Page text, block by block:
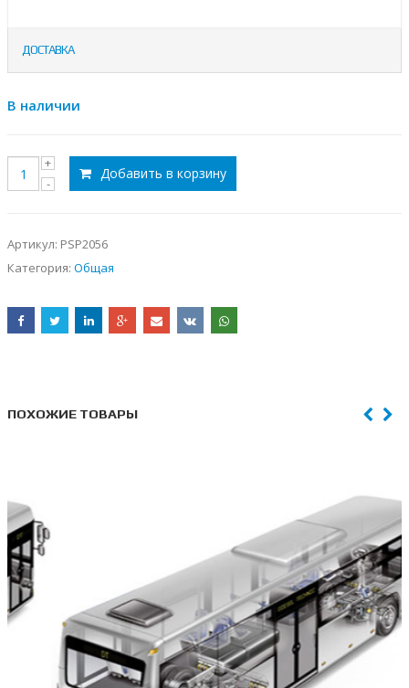
ДОСТАВКА
В наличии
Добавить в корзину
Артикул: PSP2056
Категория: Общая
ПОХОЖИЕ ТОВАРЫ